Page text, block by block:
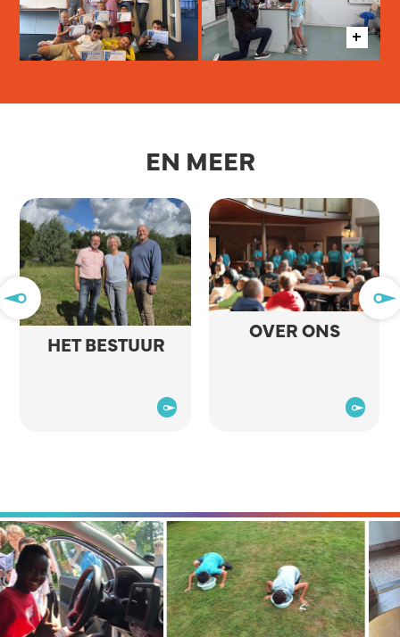
EN MEER
HET BESTUUR
OVER ONS